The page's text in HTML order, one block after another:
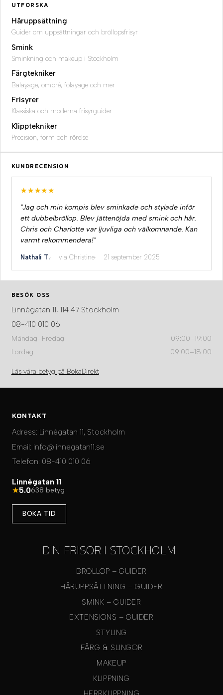
UTFORSKA
Håruppsättning
Guider om uppsättningar och bröllopsfrisyr
Smink
Sminkning och makeup i Stockholm
Färgtekniker
Balayage, ombré, folayage och mer
Frisyrer
Klassiska och moderna frisyrguider
Klipptekniker
Precision, form och rörelse
KUNDRECENSION
★★★★★
"Jag och min kompis blev sminkade och stylade inför
ett dubbelbröllop. Blev jättenöjda med smink och hår.
Chris och Charlotte var ljuvliga och välkomnande. Kan
varmt rekommendera!"
Nathali T. via Christine 21 september 2025
BESÖK OSS
Linnégatan 11, 114 47 Stockholm
08-410 010 06
Måndag–Fredag
09:00–19:00
Lördag
09:00–18:00
Läs våra betyg på BokaDirekt
KONTAKT
Adress: Linnégatan 11, Stockholm
Email: info@linnegatan11.se
Telefon: 08-410 010 06
Linnégatan 11
★5.0638 betyg
BOKA TID
DIN FRISÖR I STOCKHOLM
BRÖLLOP – GUIDER
HÅRUPPSÄTTNING – GUIDER
SMINK – GUIDER
EXTENSIONS – GUIDER
STYLING
FÄRG & SLINGOR
MAKEUP
KLIPPNING